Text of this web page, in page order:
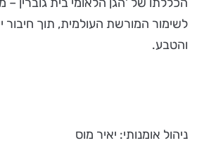
לשימור המורשת העולמית, תוך
והטבע.
ניהול אומנותי: יאיר מוס